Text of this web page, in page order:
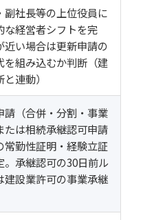
副社長等の上位役員に
な経営者シフトを完
近い場合は更新申請の
を組み込むか判断（建
と連動）
請（合併・分割・事業
たは相続承継認可申請
常勤性証明・経験立証
。承継認可の30日前ル
建設業許可の事業承継